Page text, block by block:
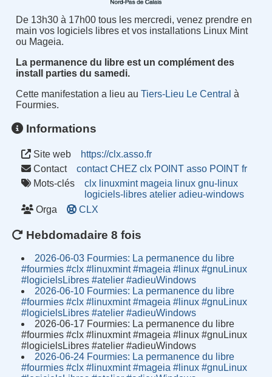
De 13h30 à 17h00 tous les mercredi, venez prendre en
main vos logiciels libres et vos installations Linux Mint
ou Mageia.
La permanence du libre est un complément des
install parties du samedi.
Cette manifestation a lieu au Tiers-Lieu Le Central à
Fourmies.
Informations
Site web
https://clx.asso.fr
Contact
contact CHEZ clx POINT asso POINT fr
Mots-clés
clx linuxmint mageia linux gnu-linux
logiciels-libres atelier adieu-windows
Orga
CLX
Hebdomadaire 8 fois
2026-06-03 Fourmies: La permanence du libre
#fourmies #clx #linuxmint #mageia #linux #gnuLinux
#logicielsLibres #atelier #adieuWindows
2026-06-10 Fourmies: La permanence du libre
#fourmies #clx #linuxmint #mageia #linux #gnuLinux
#logicielsLibres #atelier #adieuWindows
2026-06-17 Fourmies: La permanence du libre
#fourmies #clx #linuxmint #mageia #linux #gnuLinux
#logicielsLibres #atelier #adieuWindows
2026-06-24 Fourmies: La permanence du libre
#fourmies #clx #linuxmint #mageia #linux #gnuLinux